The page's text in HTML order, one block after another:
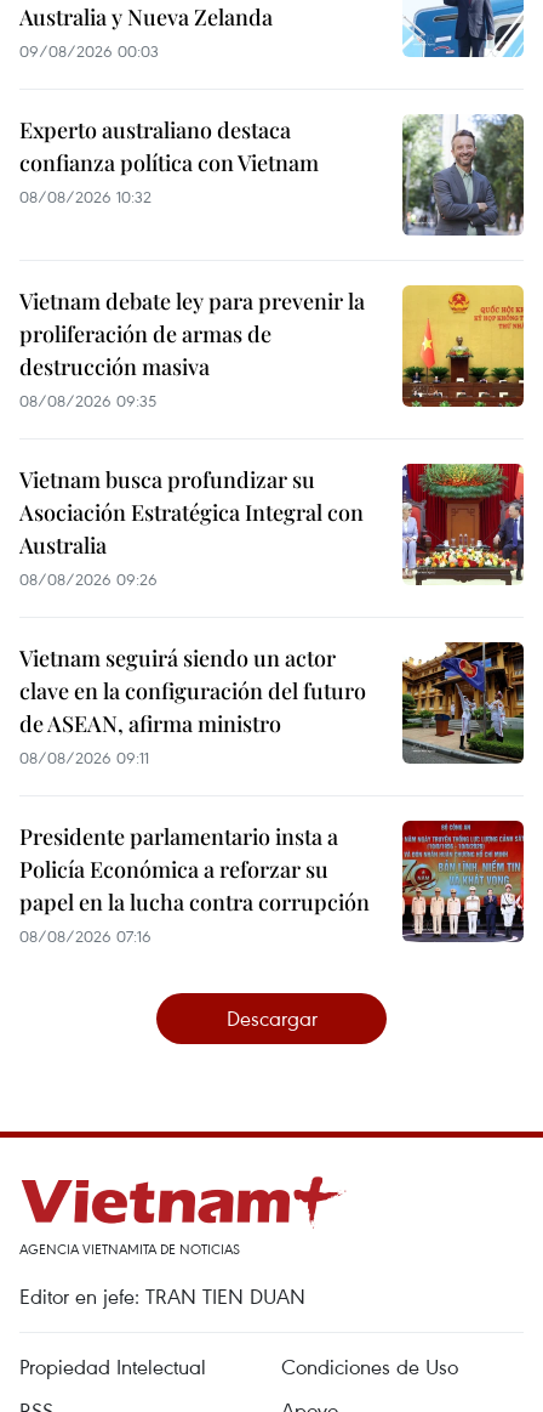
Australia y Nueva Zelanda
09/08/2026 00:03
Experto australiano destaca
confianza política con Vietnam
08/08/2026 10:32
Vietnam debate ley para prevenir la
proliferación de armas de
destrucción masiva
08/08/2026 09:35
Vietnam busca profundizar su
Asociación Estratégica Integral con
Australia
08/08/2026 09:26
Vietnam seguirá siendo un actor
clave en la configuración del futuro
de ASEAN, afirma ministro
08/08/2026 09:11
Presidente parlamentario insta a
Policía Económica a reforzar su
papel en la lucha contra corrupción
08/08/2026 07:16
Descargar
AGENCIA VIETNAMITA DE NOTICIAS
Editor en jefe: TRAN TIEN DUAN
Propiedad Intelectual
Condiciones de Uso